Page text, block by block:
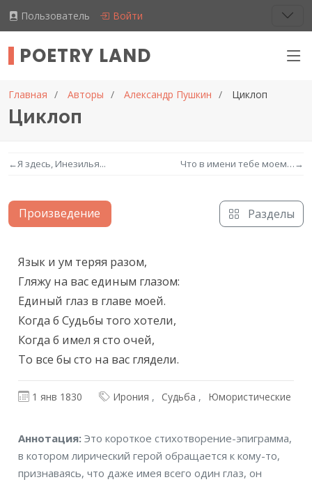
Пользователь Войти
POETRY LAND
Главная Авторы Александр Пушкин Циклоп
Циклоп
←Я здесь, Инезилья... Что в имени тебе моем…→
Произведение Разделы
Текст произведения
Язык и ум теряя разом,
Гляжу на вас единым глазом:
Единый глаз в главе моей.
Когда б Судьбы того хотели,
Когда б имел я сто очей,
То все бы сто на вас глядели.
1 янв 1830 Ирония Судьба Юмористические
Аннотация
Аннотация:Это короткое стихотворение-эпиграмма,
в котором лирический герой обращается к кому-то,
признаваясь, что даже имея всего один глаз, он